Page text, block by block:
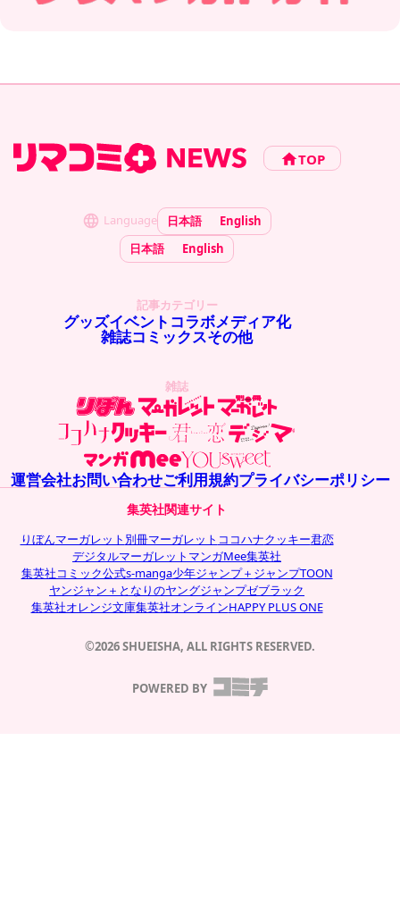
TOP
Language 日本語
English
日本語
English
記事カテゴリー
グッズイベント コラボメディア化
雑誌コミックスその他
雑誌
運営会社お問い合わせご利用規約プライバシーポリシー
集英社関連サイト
りぼんマーガレット 別冊マーガレット ココハナクッキー君恋
デジタルマーガレット マンガMee集英社
集英社コミック公式s-manga少年ジャンプ＋ ジャンプTOON
ヤンジャン＋ となりのヤングジャンプゼブラック
集英社オレンジ文庫集英社オンラインHAPPY PLUS ONE
©2026 SHUEISHA, ALL RIGHTS RESERVED.
POWERED BY